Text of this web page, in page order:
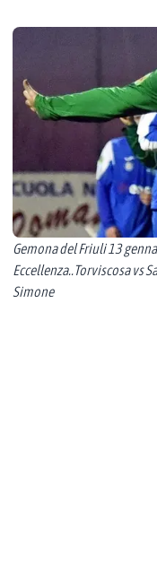
Gemona del Friuli 13
Eccellenza..Torviscosa vs
Simone